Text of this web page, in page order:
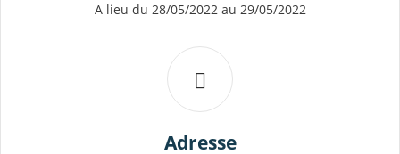
A lieu du 28/05/2022 au 29/05/2022
Adresse